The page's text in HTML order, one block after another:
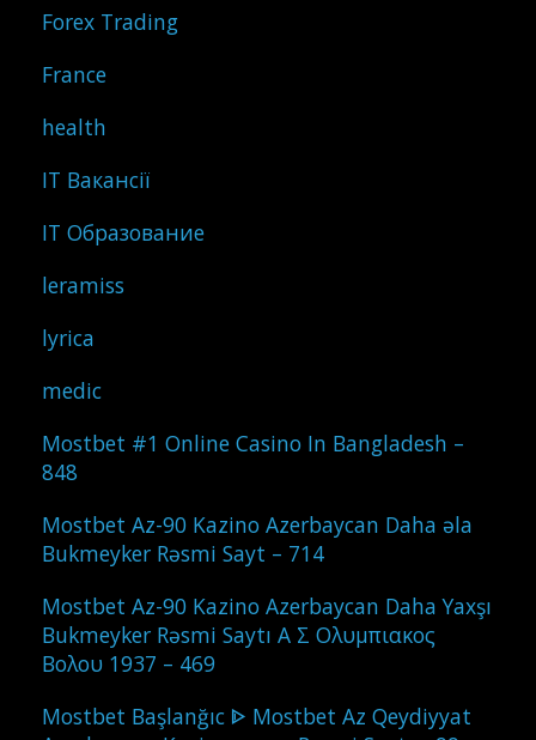
Forex Trading
France
health
IT Вакансії
IT Образование
leramiss
lyrica
medic
Mostbet #1 Online Casino In Bangladesh –
848
Mostbet Az-90 Kazino Azerbaycan Daha əla
Bukmeyker Rəsmi Sayt – 714
Mostbet Az-90 Kazino Azerbaycan Daha Yaxşı
Bukmeyker Rəsmi Saytı Α Σ Ολυμπιακος
Βολου 1937 – 469
Mostbet Başlanğıc ᐈ Mostbet Az Qeydiyyat